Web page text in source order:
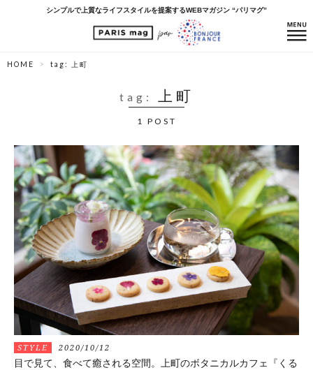
シンプルで上質なライフスタイルを提案するWEBマガジン “パリマグ”
HOME tag: 上町
tag: 上町
1 POST
STYLE 2020/10/12
目で見て、食べて癒される空間。上町のボタニカルカフェ『くる